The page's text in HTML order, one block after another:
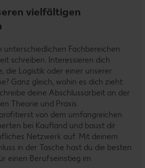
vielfältigen
unterschiedlichen Fachbereichen
schreiben. Interessieren dich
die Logistik oder einer unserer
Ganz gleich, wohin es dich zieht:
deine Abschlussarbeit an der
Theorie und Praxis.
von dem umfangreichen
bei Kaufland und baust dir
Netzwerk auf. Mit deinem
in der Tasche hast du die besten
einen Berufseinstieg im